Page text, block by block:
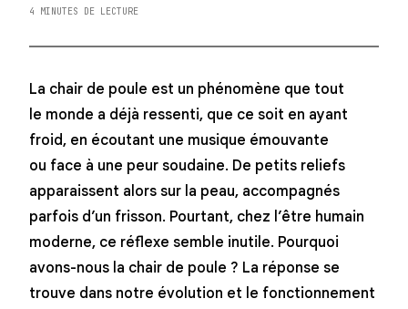
4 MINUTES DE LECTURE
La chair de poule est un phénomène que tout
le monde a déjà ressenti, que ce soit en ayant
froid, en écoutant une musique émouvante
ou face à une peur soudaine. De petits reliefs
apparaissent alors sur la peau, accompagnés
parfois d’un frisson. Pourtant, chez l’être humain
moderne, ce réflexe semble inutile. Pourquoi
avons-nous la chair de poule ? La réponse se
trouve dans notre évolution et le fonctionnement